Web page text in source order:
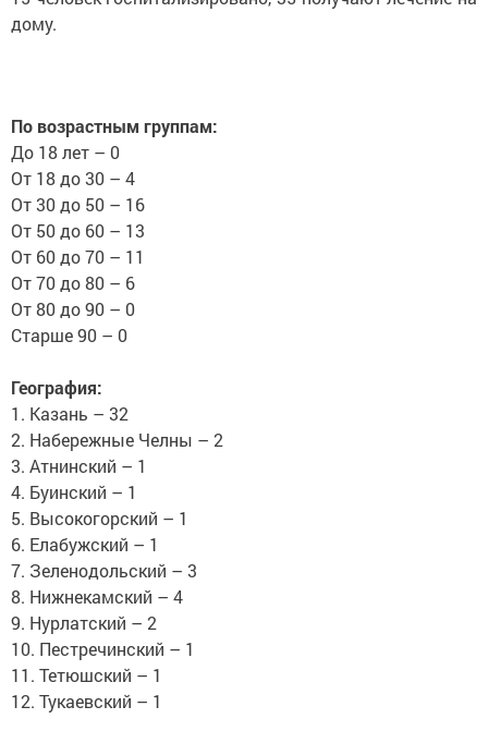
дому.
По возрастным группам:
До 18 лет – 0
От 18 до 30 – 4
От 30 до 50 – 16
От 50 до 60 – 13
От 60 до 70 – 11
От 70 до 80 – 6
От 80 до 90 – 0
Старше 90 – 0
География:
1. Казань – 32
2. Набережные Челны – 2
3. Атнинский – 1
4. Буинский – 1
5. Высокогорский – 1
6. Елабужский – 1
7. Зеленодольский – 3
8. Нижнекамский – 4
9. Нурлатский – 2
10. Пестречинский – 1
11. Тетюшский – 1
12. Тукаевский – 1